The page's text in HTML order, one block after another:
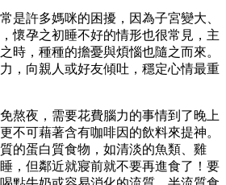
是許多媽咪的困擾，因為子宮變大、
懷孕之初睡不好的情形也很常見，主
時，種種的擔憂與煩惱也隨之而來。
，向親人或好友傾吐，穩定心情最重
熬夜，需要花費腦力的事情到了晚上
不可藉著含有咖啡因的飲料來提神。
的蛋白質食物，如清淡的魚類、雞
，但鄰近就寢前就不要再進食了！要